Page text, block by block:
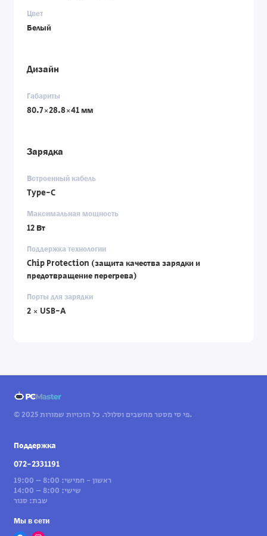
Цвет
Белый
Дизайн
Габариты
80.7×28.8×41 мм
Зарядка
Встроенный кабель
Type-C
Максимальная мощность
12 Вт
Поддержка технологии
Chip Protection (защита качества зарядки и
предотвращение перегрева)
Порты для зарядки
2 × USB-A
© 2025 פי סי מסטר מחשבים וסלולר. כל הזכויות שמורות.
Поддержка
072-2331191
ראשון - חמישי: 8:00 – 19:00
שישי: 8:00 – 14:00
שבת: סגור
Мы в сети